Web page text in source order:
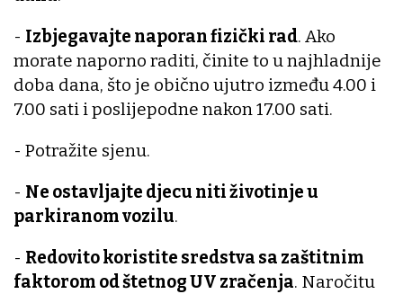
- Izbjegavajte naporan fizički rad. Ako
morate naporno raditi, činite to u najhladnije
doba dana, što je obično ujutro između 4.00 i
7.00 sati i poslijepodne nakon 17.00 sati.
- Potražite sjenu.
- Ne ostavljajte djecu niti životinje u
parkiranom vozilu.
- Redovito koristite sredstva sa zaštitnim
faktorom od štetnog UV zračenja. Naročitu